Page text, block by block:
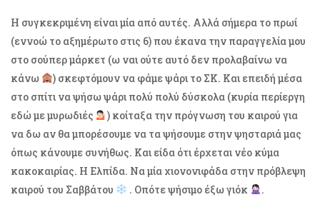
Η συγκεκριμένη είναι μία από αυτές. Αλλά σήμερα το πρωί
(εννοώ το αξημέρωτο στις 6) που έκανα την παραγγελία μου
στο σούπερ μάρκετ (ω ναι ούτε αυτό δεν προλαβαίνω να
κάνω
) σκεφτόμουν να φάμε ψάρι το ΣΚ. Και επειδή μέσα
στο σπίτι να ψήσω ψάρι πολύ πολύ δύσκολα (κυρία περίεργη
εδώ με μυρωδιές
) κοίταξα την πρόγνωση του καιρού για
να δω αν θα μπορέσουμε να τα ψήσουμε στην ψησταριά μας
όπως κάνουμε συνήθως. Και είδα ότι έρχεται νέο κύμα
κακοκαιρίας. Η Ελπίδα. Να μία χιονονιφάδα στην πρόβλεψη
καιρού του Σαββάτου
. Οπότε ψήσιμο έξω γιόκ .